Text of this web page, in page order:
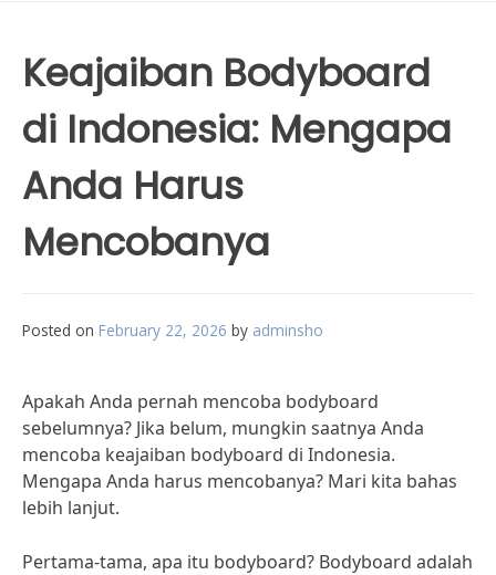
Keajaiban Bodyboard
di Indonesia: Mengapa
Anda Harus
Mencobanya
Posted on February 22, 2026 by adminsho
Apakah Anda pernah mencoba bodyboard
sebelumnya? Jika belum, mungkin saatnya Anda
mencoba keajaiban bodyboard di Indonesia.
Mengapa Anda harus mencobanya? Mari kita bahas
lebih lanjut.
Pertama-tama, apa itu bodyboard? Bodyboard adalah